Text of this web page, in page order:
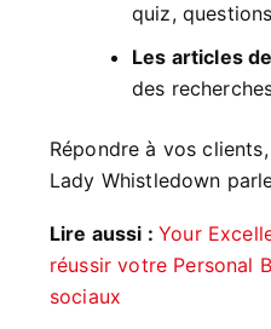
quiz,
Les articles
des
Répondre à vos
Lady Whistledown
Lire aussi :Your
réussir votre Personal
sociaux